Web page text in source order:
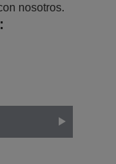
nosotros.